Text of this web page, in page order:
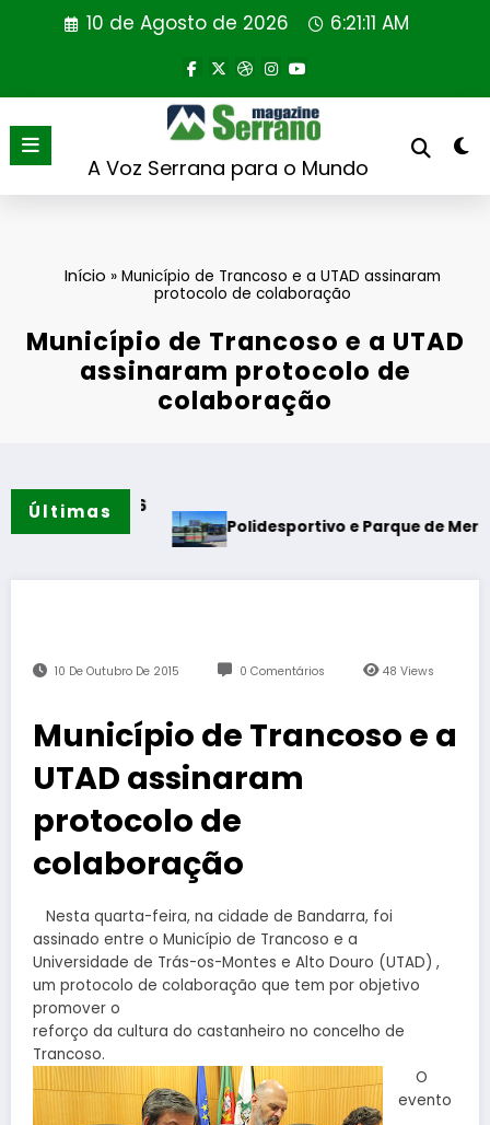
10 de Agosto de 2026 6:21:12 AM
A Voz Serrana para o Mundo
Início » Município de Trancoso e a UTAD assinaram
protocolo de colaboração
Município de Trancoso e a UTAD
assinaram protocolo de
colaboração
Últimas
Polidesportivo e Parque de Merendas das
10 De Outubro De 2015 0 Comentários 48Views
Município de Trancoso e a
UTAD assinaram
protocolo de
colaboração
Nesta quarta-feira, na cidade de Bandarra, foi
assinado entre o Município de Trancoso e a
Universidade de Trás-os-Montes e Alto Douro (UTAD) ,
um protocolo de colaboração que tem por objetivo
promover o
reforço da cultura do castanheiro no concelho de
Trancoso.
O
evento